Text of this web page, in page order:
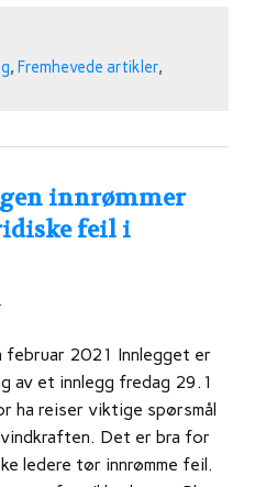
, Fremhevede artikler,
innrømmer
feil i
februar 2021 Innlegget er
av et innlegg fredag 29.1
ha reiser viktige spørsmål
Det er bra for
ledere tør innrømme feil.